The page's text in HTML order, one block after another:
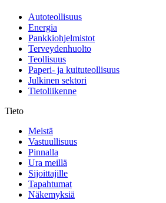
Autoteollisuus
Energia
Pankkiohjelmistot
Terveydenhuolto
Teollisuus
Paperi- ja kuituteollisuus
Julkinen sektori
Tietoliikenne
Tieto
Meistä
Vastuullisuus
Pinnalla
Ura meillä
Sijoittajille
Tapahtumat
Näkemyksiä